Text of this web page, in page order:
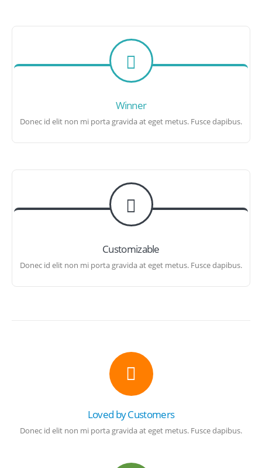
Winner
Donec id elit non mi porta gravida at eget metus. Fusce dapibus.
Customizable
Donec id elit non mi porta gravida at eget metus. Fusce dapibus.
Loved by Customers
Donec id elit non mi porta gravida at eget metus. Fusce dapibus.